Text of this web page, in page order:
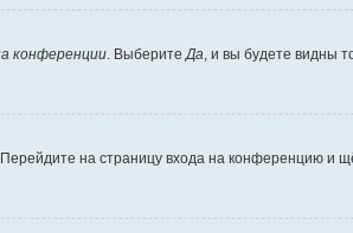
конференции . Выберите Да , и вы будете видны
на страницу входа на конференцию и